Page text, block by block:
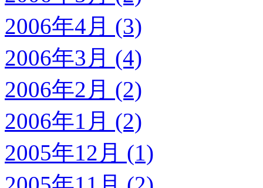
2006年4月 (3)
2006年3月 (4)
2006年2月 (2)
2006年1月 (2)
2005年12月 (1)